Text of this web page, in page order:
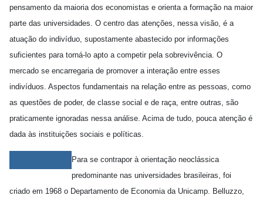
pensamento da maioria dos economistas e orienta a formação na maior
parte das universidades. O centro das atenções, nessa visão, é a
atuação do indivíduo, supostamente abastecido por informações
suficientes para torná-lo apto a competir pela sobrevivência. O
mercado se encarregaria de promover a interação entre esses
indivíduos. Aspectos fundamentais na relação entre as pessoas, como
as questões de poder, de classe social e de raça, entre outras, são
praticamente ignoradas nessa análise. Acima de tudo, pouca atenção é
dada às instituições sociais e políticas.
Para se contrapor à orientação neoclássica
predominante nas universidades brasileiras, foi
criado em 1968 o Departamento de Economia da Unicamp. Belluzzo,